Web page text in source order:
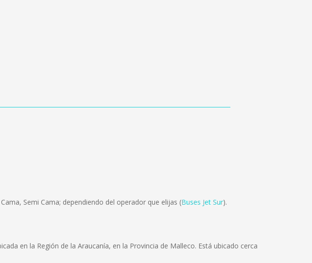
Semi Cama; dependiendo del operador que elijas (Buses Jet Sur).
en la Región de la Araucanía, en la Provincia de Malleco. Está ubicado cerca